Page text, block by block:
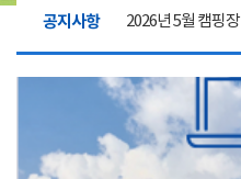
공지사항 2026년 5월 캠핑
캠핑장(9월1일~6